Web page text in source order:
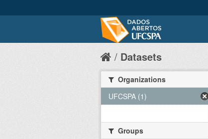
Datasets
Organizations
UFCSPA (1)
Groups